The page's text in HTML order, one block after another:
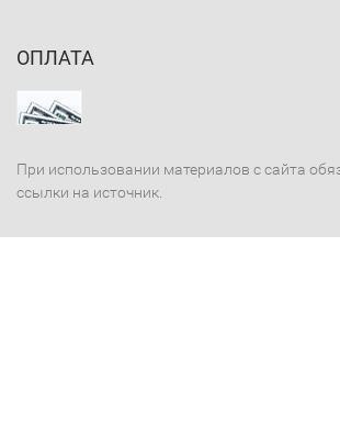
ОПЛАТА
При использовании материалов с сайта
ссылки на источник.